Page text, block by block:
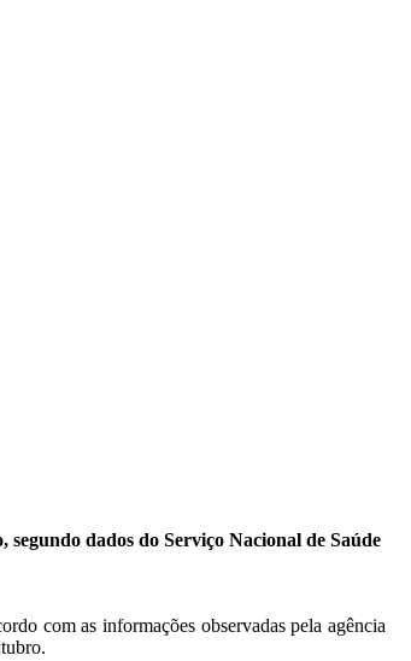
dados do Serviço Nacional de Saúde
com as informações observadas pela agência